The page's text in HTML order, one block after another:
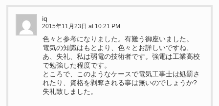
iq
2015年11月23日 at 10:21 PM
色々と参考になりました。有難う御座いました。
電気の知識はもとより、色々とお詳しいですね、
あ、失礼、私は弱電の技術者です。強電は工業高校
で勉強した程度です。
ところで、このようなケースで電気工事士は処罰さ
れたり、資格を剥奪される事は無いのでしょうか?
失礼致しました。